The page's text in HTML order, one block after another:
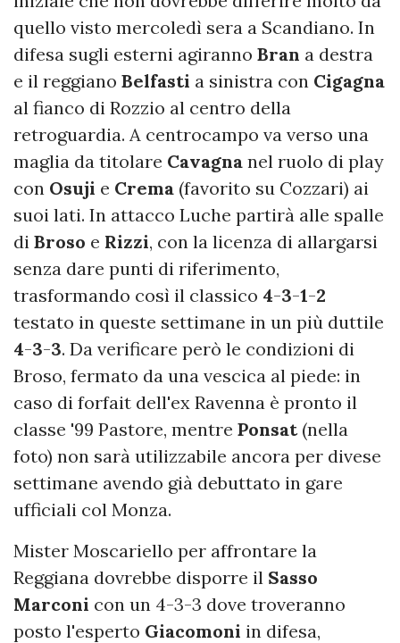
quello visto mercoledì sera a Scandiano. In
difesa sugli esterni agiranno Bran a destra
e il reggiano Belfasti a sinistra con Cigagna
al fianco di Rozzio al centro della
retroguardia. A centrocampo va verso una
maglia da titolare Cavagna nel ruolo di play
con Osuji e Crema (favorito su Cozzari) ai
suoi lati. In attacco Luche partirà alle spalle
di Broso e Rizzi, con la licenza di allargarsi
senza dare punti di riferimento,
trasformando così il classico 4-3-1-2
testato in queste settimane in un più duttile
4-3-3. Da verificare però le condizioni di
Broso, fermato da una vescica al piede: in
caso di forfait dell'ex Ravenna è pronto il
classe '99 Pastore, mentre Ponsat(nella
foto) non sarà utilizzabile ancora per divese
settimane avendo già debuttato in gare
ufficiali col Monza.
Mister Moscariello per affrontare la
Reggiana dovrebbe disporre il Sasso
Marconi con un 4-3-3 dove troveranno
posto l'esperto Giacomoni in difesa,